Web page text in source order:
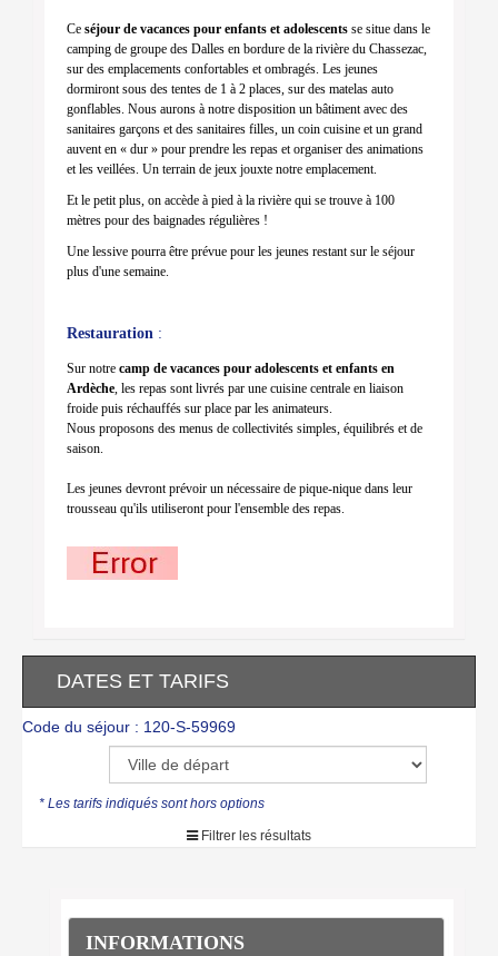
Ce séjour de vacances pour enfants et adolescents se situe dans le
camping de groupe des Dalles en bordure de la rivière du Chassezac,
sur des emplacements confortables et ombragés. Les jeunes
dormiront sous des tentes de 1 à 2 places, sur des matelas auto
gonflables. Nous aurons à notre disposition un bâtiment avec des
sanitaires garçons et des sanitaires filles, un coin cuisine et un grand
auvent en « dur » pour prendre les repas et organiser des animations
et les veillées. Un terrain de jeux jouxte notre emplacement.
Et le petit plus, on accède à pied à la rivière qui se trouve à 100
mètres pour des baignades régulières !
Une lessive pourra être prévue pour les jeunes restant sur le séjour
plus d'une semaine.
Restauration :
Sur notre camp de vacances pour adolescents et enfants en
Ardèche, les repas sont livrés par une cuisine centrale en liaison
froide puis réchauffés sur place par les animateurs.
Nous proposons des menus de collectivités simples, équilibrés et de
saison.
Les jeunes devront prévoir un nécessaire de pique-nique dans leur
trousseau qu'ils utiliseront pour l'ensemble des repas.
DATES ET TARIFS
Code du séjour : 120-S-59969
* Les tarifs indiqués sont hors options
Filtrer les résultats
INFORMATIONS